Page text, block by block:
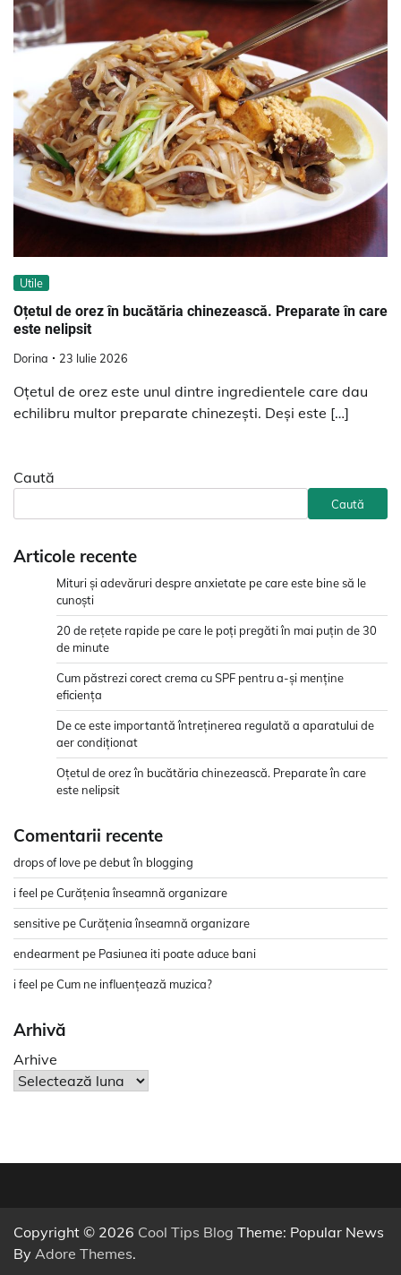
Utile
Oțetul de orez în bucătăria chinezească. Preparate în care
este nelipsit
Dorina 23 Iulie 2026
Oțetul de orez este unul dintre ingredientele care dau
echilibru multor preparate chinezești. Deși este […]
Caută
Caută
Articole recente
Mituri și adevăruri despre anxietate pe care este bine să le
cunoști
20 de rețete rapide pe care le poți pregăti în mai puțin de 30
de minute
Cum păstrezi corect crema cu SPF pentru a-și menține
eficiența
De ce este importantă întreținerea regulată a aparatului de
aer condiționat
Oțetul de orez în bucătăria chinezească. Preparate în care
este nelipsit
Comentarii recente
drops of love pedebut în blogging
i feel peCurățenia înseamnă organizare
sensitive peCurățenia înseamnă organizare
endearment pe Pasiunea iti poate aduce bani
i feel peCum ne influențează muzica?
Arhivă
Arhive
Copyright © 2026 Cool Tips Blog Theme: Popular News
By Adore Themes.